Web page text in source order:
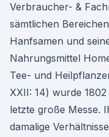
Verbraucher- &
sämtlichen
Hanfsamen und
Nahrungsmittel
Tee- und
XXII: 14) wurde
letzte große Messe.
damalige